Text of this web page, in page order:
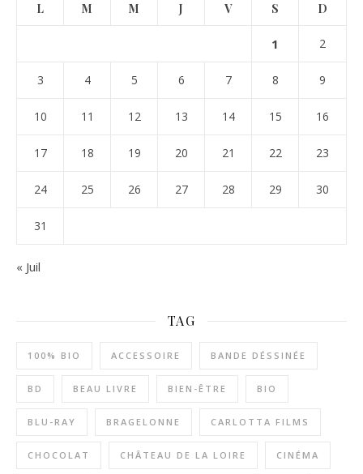
L M M J V S D
1 2
3 4 5 6 7 8 9
10 11 12 13 14 15 16
17 18 19 20 21 22 23
24 25 26 27 28 29 30
31
« Juil
TAG
100% BIO ACCESSOIRE BANDE DÉSSINÉE
BD BEAU LIVRE BIEN-ÊTRE BIO
BLU-RAY BRAGELONNE CARLOTTA FILMS
CHOCOLAT CHÂTEAU DE LA LOIRE CINÉMA